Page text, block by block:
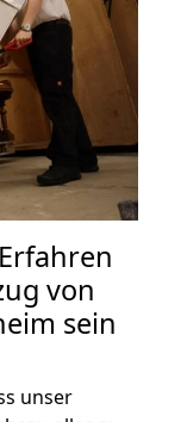
von
sein
unser